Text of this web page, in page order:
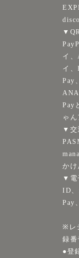
イ
イ、
Pay
Pay
ゃん
▼交
かけ
▼電
ID
Pay
※レ
録番
●登